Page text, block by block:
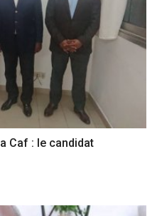
Caf : le candidat